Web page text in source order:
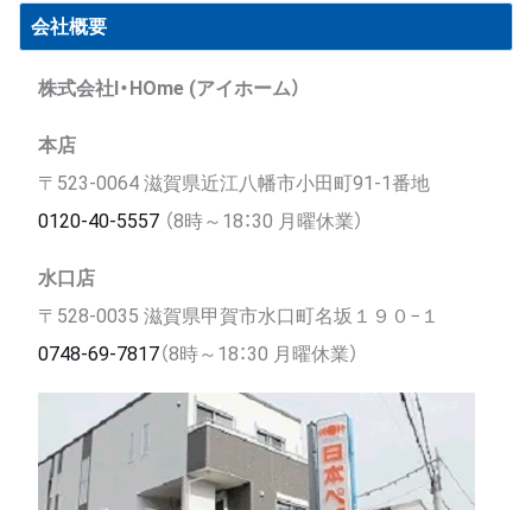
会社概要
株式会社I・HOme (アイホーム）
本店
〒523-0064 滋賀県近江八幡市小田町91-1番地
0120-40-5557（8時～18：30 月曜休業）
水口店
〒528-0035 滋賀県甲賀市水口町名坂１９０−１
0748-69-7817（8時～18：30 月曜休業）